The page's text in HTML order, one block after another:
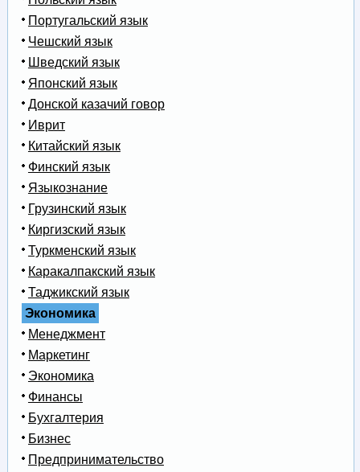
Португальский язык
Чешский язык
Шведский язык
Японский язык
Донской казачий говор
Иврит
Китайский язык
Финский язык
Языкознание
Грузинский язык
Киргизский язык
Туркменский язык
Каракалпакский язык
Таджикский язык
Экономика
Менеджмент
Маркетинг
Экономика
Финансы
Бухгалтерия
Бизнес
Предпринимательство